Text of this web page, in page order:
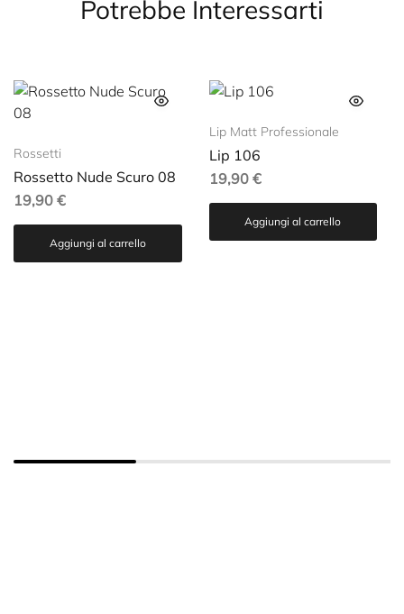
Potrebbe Interessarti
Rossetti
Rossetto Nude Scuro 08
19,90 €
Aggiungi al carrello
Lip Matt Professionale
Lip 106
19,90 €
Aggiungi al carrello